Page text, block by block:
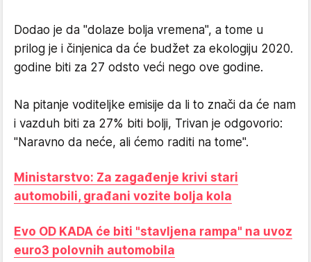
Dodao je da "dolaze bolja vremena", a tome u
prilog je i činjenica da će budžet za ekologiju 2020.
godine biti za 27 odsto veći nego ove godine.
Na pitanje voditeljke emisije da li to znači da će nam
i vazduh biti za 27% biti bolji, Trivan je odgovorio:
"Naravno da neće, ali ćemo raditi na tome".
Ministarstvo: Za zagađenje krivi stari
automobili, građani vozite bolja kola
Evo OD KADA će biti "stavljena rampa" na uvoz
euro3 polovnih automobila